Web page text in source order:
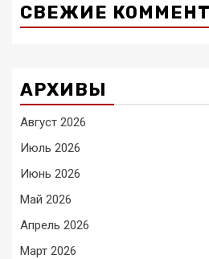
СВЕЖИЕ
АРХИВЫ
Август 2026
Июль 2026
Июнь 2026
Май 2026
Апрель 2026
Март 2026